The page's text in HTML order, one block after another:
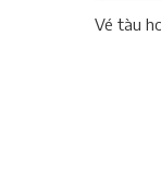
Vé tàu